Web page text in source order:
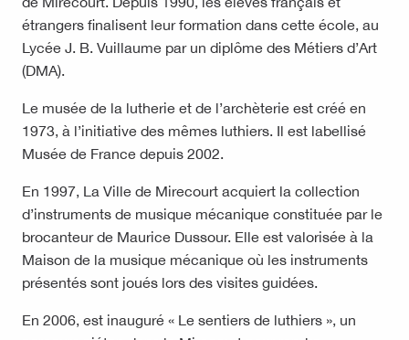
étrangers finalisent leur formation dans cette école, au
Lycée J. B. Vuillaume par un diplôme des Métiers d’Art
(DMA).
Le musée de la lutherie et de l’archèterie est créé en
1973, à l’initiative des mêmes luthiers. Il est labellisé
Musée de France depuis 2002.
En 1997, La Ville de Mirecourt acquiert la collection
d’instruments de musique mécanique constituée par le
brocanteur de Maurice Dussour. Elle est valorisée à la
Maison de la musique mécanique où les instruments
présentés sont joués lors des visites guidées.
En 2006, est inauguré « Le sentiers de luthiers », un